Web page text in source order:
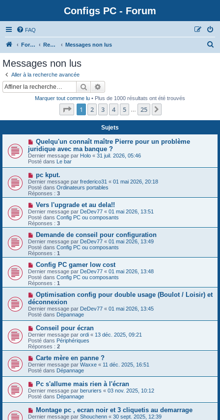
Configs PC - Forum
FAQ
Forum Rechercher Messages non lus
Messages non lus
Aller à la recherche avancée
Rechercher
Marquer tout comme lu • Plus de 1000 résultats ont été trouvés
Page 1sur25
1 2 3 4 5 25
Sujets
N
u
v
e
a
u
m
e
s
s
a
g
e
Quelqu'un connaît maître Pierre pour un problème
juridique avec ma banque ?
Dernier message par Holo « 31 juil. 2026, 05:46
Posté dans Le bar
N
o
u
v
e
a
m
e
s
s
a
g
e
pc kput.
Dernier message par frederico31 « 01 mai 2026, 20:18
Posté dans Ordinateurs portables
Réponses : 3
N
o
u
v
e
a
u
m
e
s
s
a
g
e
Vers l'upgrade et au dela!!
Dernier message par DeDev77 « 01 mai 2026, 13:51
Posté dans Config PC ou composants
Réponses : 3
N
o
u
v
e
a
m
e
s
s
a
g
e
Demande de conseil pour configuration
Dernier message par DeDev77 « 01 mai 2026, 13:49
Posté dans Config PC ou composants
Réponses : 1
N
o
u
v
e
a
u
m
e
s
s
a
g
e
Config PC gamer low cost
Dernier message par DeDev77 « 01 mai 2026, 13:48
Posté dans Config PC ou composants
Réponses : 1
N
o
u
v
e
a
u
m
e
s
s
a
g
e
Optimisation config pour double usage (Boulot / Loisir) et
déconnexion
Dernier message par DeDev77 « 01 mai 2026, 13:45
Posté dans Dépannage
N
o
u
v
e
a
m
e
s
a
g
e
Conseil pour écran
Dernier message par ordi « 13 déc. 2025, 09:21
Posté dans Périphériques
Réponses : 2
N
o
u
v
e
a
u
m
e
s
Carte mère en panne ?
Dernier message par Waxxe « 11 déc. 2025, 16:51
Posté dans Dépannage
N
o
u
v
e
a
u
Pc s'allume mais rien à l'écran
Dernier message par beruriers « 03 nov. 2025, 10:12
Posté dans Dépannage
N
o
Montage pc , ecran noir et 3 cliquetis au demarrage
Dernier message par Shouchenn « 30 sept. 2025, 12:39